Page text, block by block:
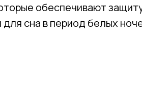
обеспечивают
сна в период белых